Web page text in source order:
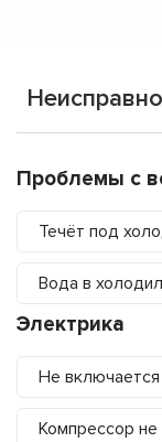
Проблемы с
Течёт под
Вода в
Электрика
Не включается
Компрессор не